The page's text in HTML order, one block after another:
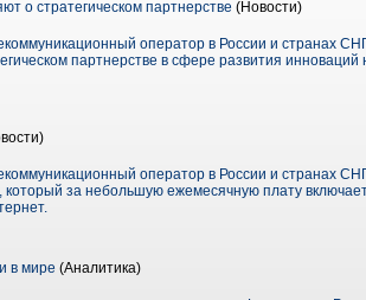
о стратегическом партнерстве (Новости)
оператор в России и странах
партнерстве в сфере развития
оператор в России и странах
за небольшую ежемесячную плату
в мире (Аналитика)